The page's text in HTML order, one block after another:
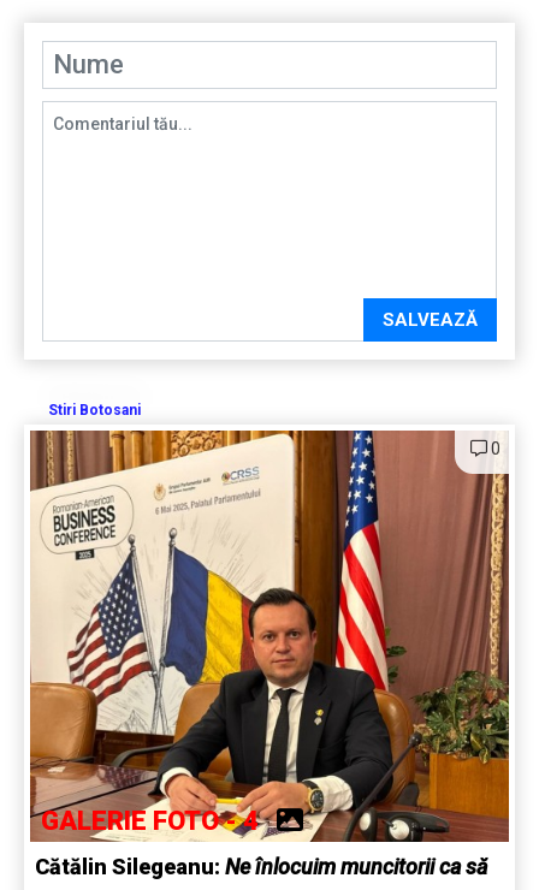
SALVEAZĂ
Stiri Botosani
0
GALERIE FOTO - 4
Cătălin Silegeanu: Ne înlocuim muncitorii ca să